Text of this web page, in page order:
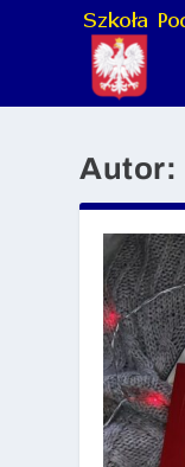
Autor: